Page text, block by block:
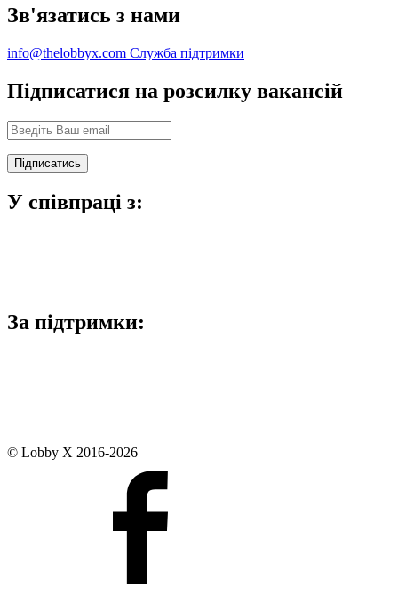
Зв'язатись з нами
info@thelobbyx.com Служба підтримки
Підписатися на розсилку вакансій
У співпраці з:
За підтримки:
© Lobby X 2016-2026